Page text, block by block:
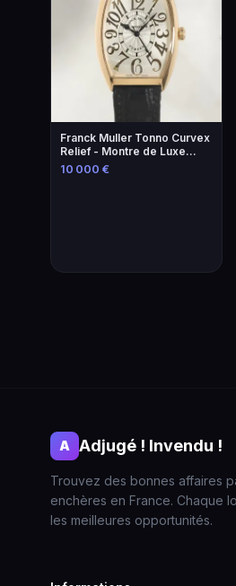
Franck Muller Tonno Curvex
Relief - Montre de Luxe
Unique
10 000 €
A Adjugé ! Invendu !
Trouvez des bonnes affaires
enchères en France. Chaque
les meilleures opportunités.